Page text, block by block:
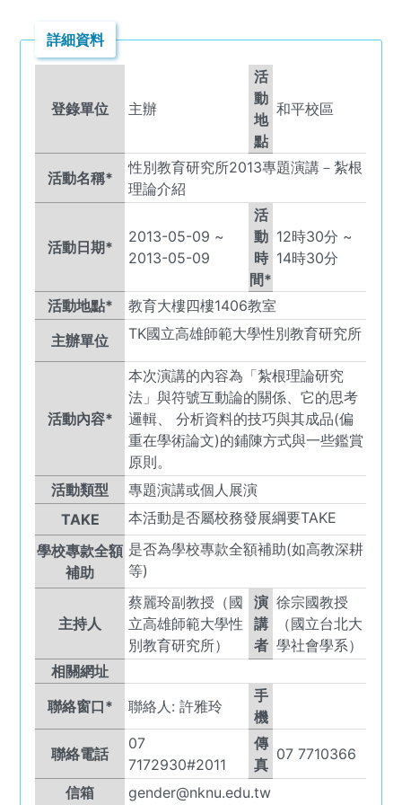
詳細資料
登錄單位 主辦
活
動
地
點
和平校區
活動名稱*
性別教育研究所2013專題演講－紮根
理論介紹
活動日期*
2013-05-09 ~
2013-05-09
活
動
時
間*
12時30
分 ~
14時30分
活動地點*
教育大樓四樓1406教室
主辦單位
TK國立高雄師範大學性別教育研究所
活動內容*
本次演講的內容為「紮根理論研究
法」與符號互動論的關係、它的思考
邏輯、 分析資料的技巧與其成品(偏
重在學術論文)的鋪陳方式與一些鑑賞
原則。
活動類型
專題演講或個人展演
TAKE
本活動是否屬校務發展綱要TAKE
學校專款全額
補助
是否為學校專款全額補助(如高教深耕
等)
主持人
蔡麗玲副教授（國
立高雄師範大學性
別教育研究所）
演
講
者
徐宗國教授
（國立台北大
學社會學系）
相關網址
聯絡窗口*
聯絡人: 許雅玲
手
機
聯絡電話
07
7172930#2011
傳
真
07 7710366
信箱 gender@nknu.edu.tw